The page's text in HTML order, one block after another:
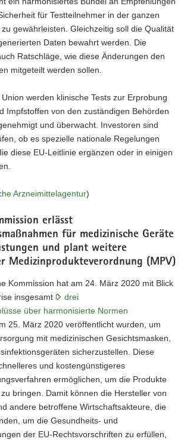
für Testteilnehmer in der ganzen
gewährleisten. Gleichzeitig soll die Qualität
Daten bewahrt werden. Die
Ratschläge, wie diese Änderungen den
mitgeteilt werden sollen.
werden klinische Tests zur Erprobung
Impfstoffen von den zuständigen Behörden
und überwacht. Investoren sind
ob es spezielle nationale Regelungen
diese EU-Leitlinie ergänzen oder in einigen
Arzneimittelagentur)
erlässt
für medizinische Geräte
und plant weitere
Medizinprodukteverordnung (MPV)
Kommission hat am 24. März 2020 mit Blick
insgesamt
drei
über harmonisierte Normen
25. März 2020 veröffentlicht wurden, um
mit medizinischen Gesichtsmasken,
sicherzustellen. Diese
und kostengünstigeres
ermöglichen, um die Produkte
bringen. Damit können die Hersteller von
andere betroffene Wirtschaftsakteure, die
um die Gesundheits- und
der EU-Rechtsvorschriften zu erfüllen,